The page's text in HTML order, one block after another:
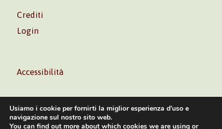
Crediti
Login
Accessibilità
Usiamo i cookie per fornirti la miglior esperienza d'uso e
navigazione sul nostro sito web.
You can find out more about which cookies we are using or